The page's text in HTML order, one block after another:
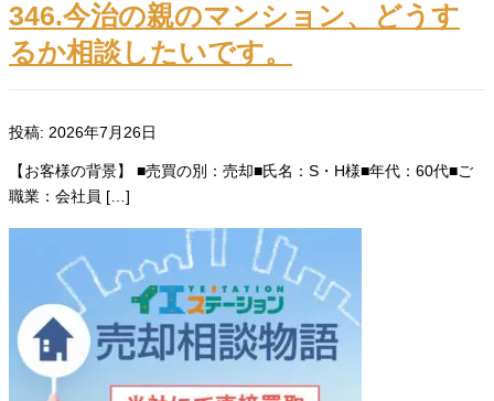
346.今治の親のマンション、どうす
るか相談したいです。
投稿: 2026年7月26日
【お客様の背景】 ■売買の別：売却■氏名：S・H様■年代：60代■ご
職業：会社員 […]